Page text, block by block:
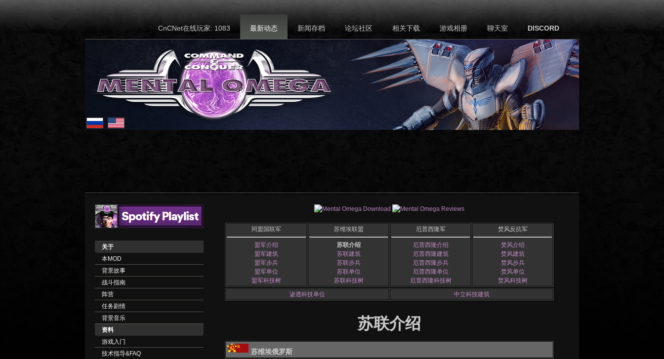
CnCNet在线玩家: 1083 最新动态 新闻存档 论坛社区 相关下载 游戏相册 聊天室 DISCORD
关于
本MOD
背景故事
战斗指南
阵营
任务剧情
背景音乐
资料
游戏入门
技术指导&FAQ
同盟国联军
盟军介绍
盟军建筑
盟军步兵
盟军单位
盟军科技树
苏维埃联盟
苏联介绍
苏联建筑
苏联步兵
苏联单位
苏联科技树
厄普西隆军
厄普西隆介绍
厄普西隆建筑
厄普西隆步兵
厄普西隆单位
厄普西隆科技树
焚风反抗军
焚风介绍
焚风建筑
焚风步兵
焚风单位
焚风科技树
渗透科技单位
中立科技建筑
苏联介绍
苏维埃俄罗斯